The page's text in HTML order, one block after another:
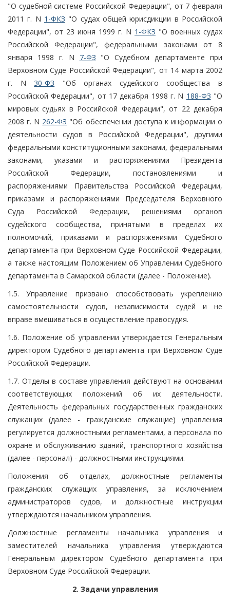
"О судебной системе Российской Федерации", от 7 февраля
2011 г. N 1-ФКЗ "О судах общей юрисдикции в Российской
Федерации", от 23 июня 1999 г. N 1-ФКЗ "О военных судах
Российской Федерации", федеральными законами от 8
января 1998 г. N 7-ФЗ "О Судебном департаменте при
Верховном Суде Российской Федерации", от 14 марта 2002
г. N30-ФЗ "Об органах судейского сообщества в
Российской Федерации", от 17 декабря 1998 г. N 188-ФЗ "О
мировых судьях в Российской Федерации", от 22 декабря
2008 г. N 262-ФЗ "Об обеспечении доступа к информации о
деятельности судов в Российской Федерации", другими
федеральными конституционными законами, федеральными
законами, указами и распоряжениями Президента
Российской Федерации, постановлениями и
распоряжениями Правительства Российской Федерации,
приказами и распоряжениями Председателя Верховного
Суда Российской Федерации, решениями органов
судейского сообщества, принятыми в пределах их
полномочий, приказами и распоряжениями Судебного
департамента при Верховном Суде Российской Федерации,
а также настоящим Положением об Управлении Судебного
департамента в Самарской области (далее - Положение).
1.5. Управление призвано способствовать укреплению
самостоятельности судов, независимости судей и не
вправе вмешиваться в осуществление правосудия.
1.6. Положение об управлении утверждается Генеральным
директором Судебного департамента при Верховном Суде
Российской Федерации.
1.7. Отделы в составе управления действуют на основании
соответствующих положений об их деятельности.
Деятельность федеральных государственных гражданских
служащих (далее - гражданские служащие) управления
регулируется должностными регламентами, а персонала по
охране и обслуживанию зданий, транспортного хозяйства
(далее - персонал) - должностными инструкциями.
Положения об отделах, должностные регламенты
гражданских служащих управления, за исключением
администраторов судов, и должностные инструкции
утверждаются начальником управления.
Должностные регламенты начальника управления и
заместителей начальника управления утверждаются
Генеральным директором Судебного департамента при
Верховном Суде Российской Федерации.
2. Задачи управления